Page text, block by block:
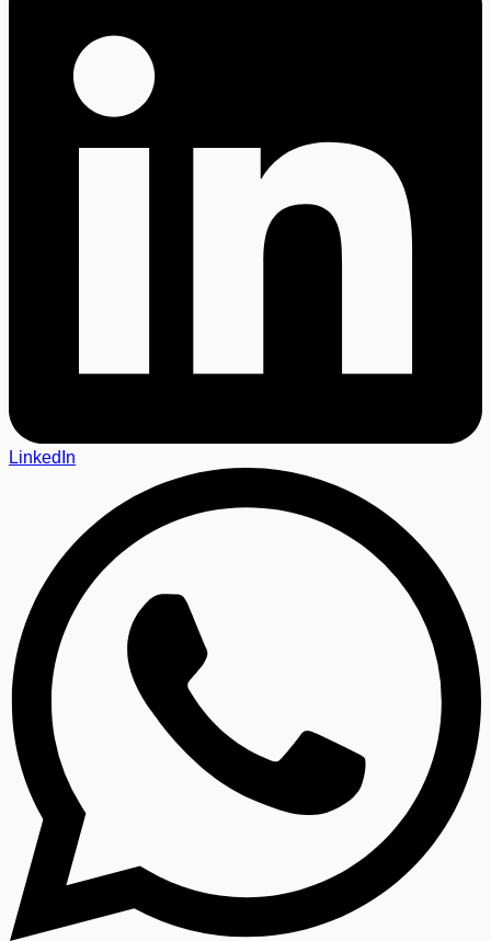
LinkedIn